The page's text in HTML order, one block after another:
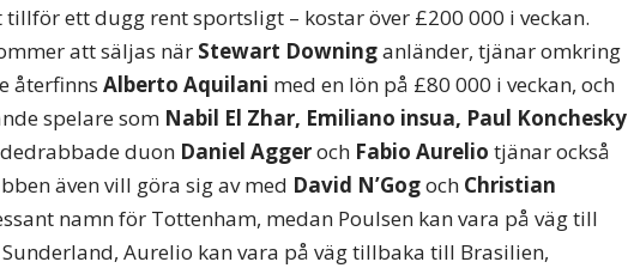
tillför ett dugg rent sportsligt – kostar över £200 000 i veckan.
att säljas när Stewart Downinganländer, tjänar omkring
återfinns Alberto Aquilani med en lön på £80 000 i veckan, och
spelare som Nabil El Zhar, Emiliano insua, Paul Konchesky
duon Daniel Aggeroch Fabio Aurelio tjänar också
även vill göra sig av med David N’Gogoch Christian
namn för Tottenham, medan Poulsen kan vara på väg till
Sunderland, Aurelio kan vara på väg tillbaka till Brasilien,